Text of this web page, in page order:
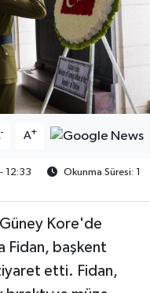
- A+
12:33
Okunma Süresi: 1
Güney Kore'de
Fidan, başkent
etti. Fidan,